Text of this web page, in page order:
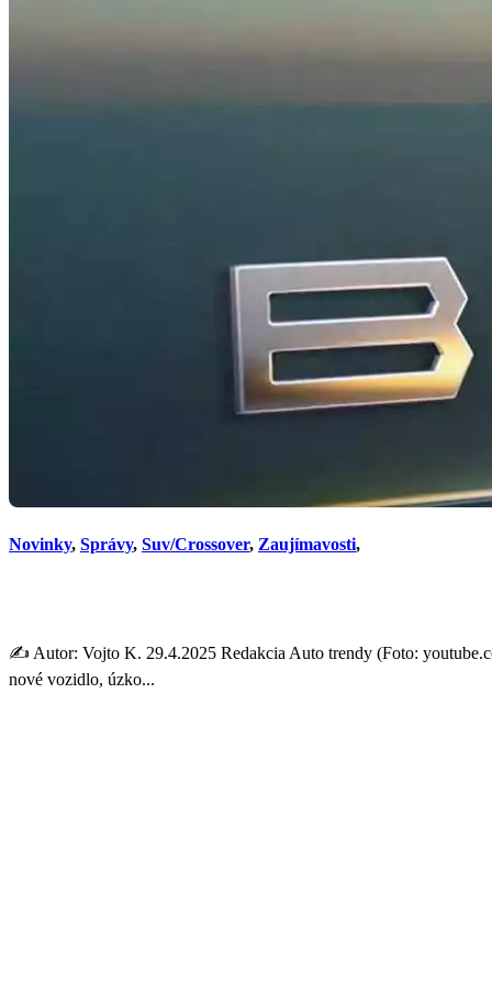
Novinky, Správy, Suv/Crossover, Zaujímavosti,
✍️ Autor: Vojto K. 29.4.2025 Redakcia Auto trendy (Foto:
nové vozidlo, úzko...